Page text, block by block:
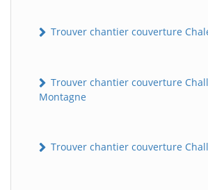
Trouver chantier couverture
Trouver chantier couverture
Montagne
Trouver chantier couverture